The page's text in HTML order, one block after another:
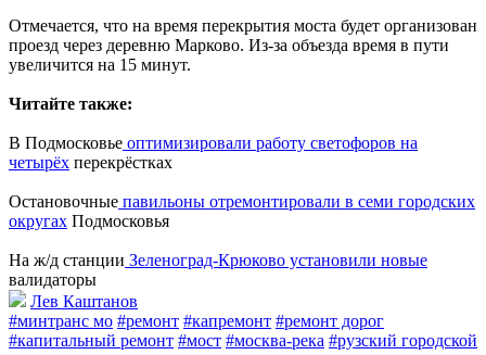
Отмечается, что на время перекрытия моста будет организован
проезд через деревню Марково. Из-за объезда время в пути
увеличится на 15 минут.
Читайте также:
В Подмосковье оптимизировали работу светофоров на
четырёх перекрёстках
Остановочные павильоны отремонтировали в семи городских
округах Подмосковья
На ж/д станции Зеленоград-Крюково установили новые
валидаторы
Лев Каштанов
#минтранс мо #ремонт #капремонт #ремонт дорог
#капитальный ремонт #мост #москва-река #рузский городской